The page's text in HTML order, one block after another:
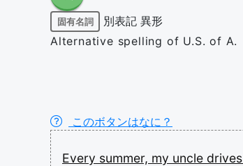
固有名詞 別表記 異形
Alternative spelling of U.S. of A.
このボタンはなに？
Every summer, my uncle drives